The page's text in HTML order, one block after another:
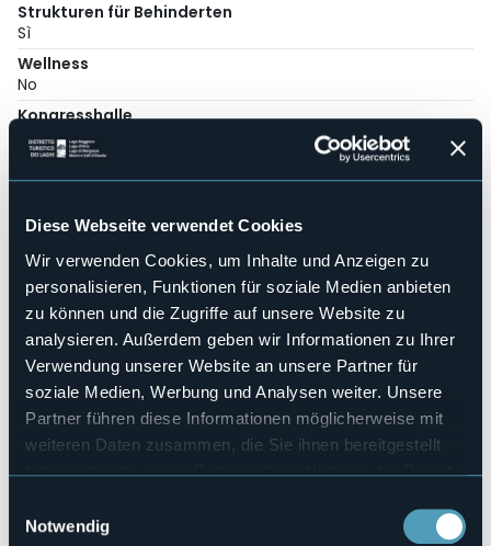
Diese Webseite verwendet Cookies
Wir verwenden Cookies, um Inhalte und Anzeigen zu
personalisieren, Funktionen für soziale Medien anbieten
zu können und die Zugriffe auf unsere Website zu
analysieren. Außerdem geben wir Informationen zu Ihrer
Verwendung unserer Website an unsere Partner für
soziale Medien, Werbung und Analysen weiter. Unsere
Partner führen diese Informationen möglicherweise mit
weiteren Daten zusammen, die Sie ihnen bereitgestellt
haben oder die sie im Rahmen Ihrer Nutzung der Dienste
Notwendig
Strukturen für Behinderten
Sì
Wellness
No
Kongresshalle
Sì
No
Haustiere erlaubt
Anzahl der Zimmer
36
Anzahl der Betten
68
E-mail
info@hotelancora.it
Webseite
http://www.hotelancora.it
Telefon
Codice CIR